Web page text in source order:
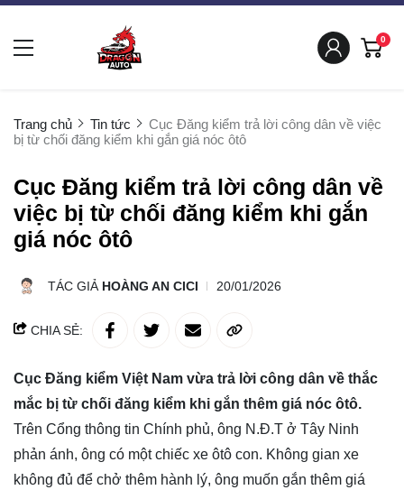
0
Trang chủ Tin tức
Cục Đăng kiểm trả lời công dân về việc
bị từ chối đăng kiểm khi gắn giá nóc ôtô
Cục Đăng kiểm trả lời công dân về
việc bị từ chối đăng kiểm khi gắn
giá nóc ôtô
TÁC GIẢ HOÀNG AN CICI 20/01/2026
CHIA SẺ:
Cục Đăng kiểm Việt Nam vừa trả lời công dân về thắc
mắc bị từ chối đăng kiểm khi gắn thêm giá nóc ôtô.
Trên Cổng thông tin Chính phủ, ông N.Đ.T ở Tây Ninh
phản ánh, ông có một chiếc xe ôtô con. Không gian xe
không đủ để chở thêm hành lý, ông muốn gắn thêm giá